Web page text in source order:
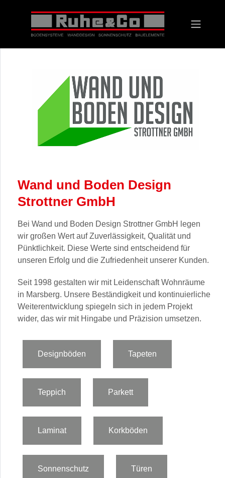
Wand und Boden Design
Strottner GmbH
Bei Wand und Boden Design Strottner GmbH legen
wir großen Wert auf Zuverlässigkeit, Qualität und
Pünktlichkeit. Diese Werte sind entscheidend für
unseren Erfolg und die Zufriedenheit unserer Kunden.
Seit 1998 gestalten wir mit Leidenschaft Wohnräume
in Marsberg. Unsere Beständigkeit und kontinuierliche
Weiterentwicklung spiegeln sich in jedem Projekt
wider, das wir mit Hingabe und Präzision umsetzen.
Designböden Tapeten
Teppich Parkett
Laminat Korkböden
Sonnenschutz Türen